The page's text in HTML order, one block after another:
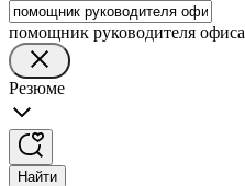
помощник руководителя офиса
Резюме
Найти